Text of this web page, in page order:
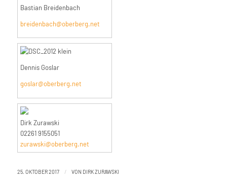
Bastian Breidenbach
breidenbach@oberberg.net
Dennis Goslar
goslar@oberberg.net
Dirk Zurawski
02261 9155051
zurawski@oberberg.net
25. OKTOBER 2017 / VON DIRK ZURAWSKI